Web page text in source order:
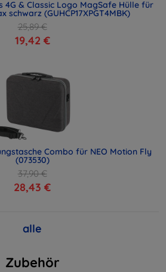
4G & Classic Logo MagSafe Hülle für
schwarz (GUHCP17XPGT4MBK)
25,89 €
19,42 €
Combo für NEO Motion Fly
(073530)
37,90 €
28,43 €
alle
Zubehör